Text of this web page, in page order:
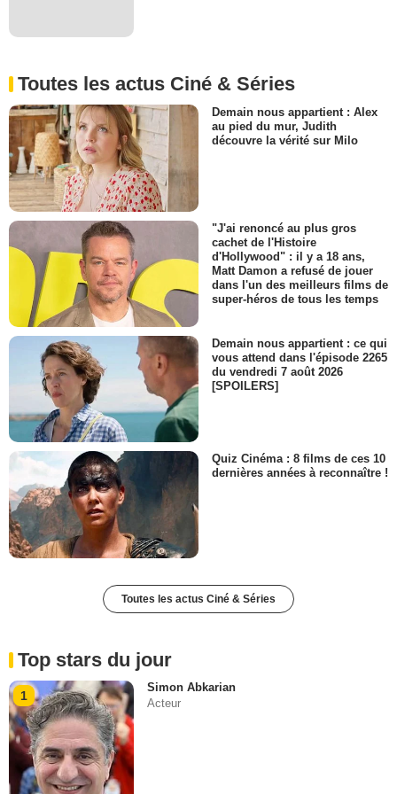
Toutes les actus Ciné & Séries
Demain nous appartient : Alex
au pied du mur, Judith
découvre la vérité sur Milo
"J'ai renoncé au plus gros
cachet de l'Histoire
d'Hollywood" : il y a 18 ans,
Matt Damon a refusé de jouer
dans l'un des meilleurs films de
super-héros de tous les temps
Demain nous appartient : ce qui
vous attend dans l'épisode 2265
du vendredi 7 août 2026
[SPOILERS]
Quiz Cinéma : 8 films de ces 10
dernières années à reconnaître !
Toutes les actus Ciné & Séries
Top stars du jour
1
Simon Abkarian
Acteur